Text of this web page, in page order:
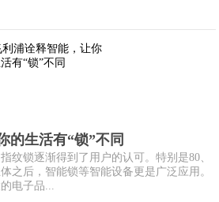
的生活有“锁”不同
纹锁逐渐得到了用户的认可。特别是80、
之后，智能锁等智能设备更是广泛应用。
电子品...